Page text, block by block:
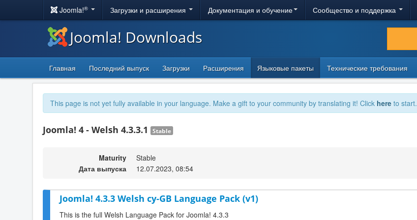
Joomla!® Загрузки и расширения Документация и обучение Сообщество и поддержка
Joomla! Downloads
Главная Последний выпуск Загрузки Расширения Языковые пакеты Технические требования
This page is not yet fully available in your language. Make a gift to your community by translating it! Click here to start.
Joomla! 4 - Welsh 4.3.3.1 Stable
Maturity
Stable
Дата выпуска
12.07.2023, 08:54
Joomla! 4.3.3 Welsh cy-GB Language Pack (v1)
This is the full Welsh Language Pack for Joomla! 4.3.3